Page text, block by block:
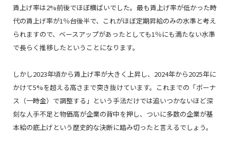
賃上げ率は2%前後でほぼ横ばいでした。最も賃上げ率が低かった時
代の賃上げ率が1％台後半で、これがほぼ定期昇給のみの水準と考え
られますので、ベースアップがあったとしても1％にも満たない水準
で長らく推移したということになります。
しかし2023年頃から賃上げ率が大きく上昇し、2024年から2025年に
かけて5%を超える高さまで突き抜けています。これまでの「ボーナ
ス（一時金）で調整する」という手法だけでは追いつかないほど深
刻な人手不足と物価高が企業の背中を押し、ついに多数の企業が基
本給の底上げという歴史的な決断に踏み切ったと言えるでしょう。